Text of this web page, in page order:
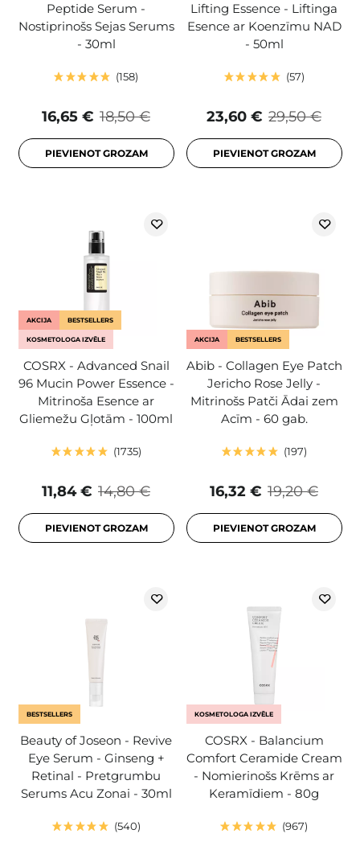
Peptide Serum -
Nostiprinošs Sejas Serums
- 30ml
158
18,50 €
16,65 €
PIEVIENOT GROZAM
Lifting Essence - Liftinga
Esence ar Koenzīmu NAD
- 50ml
57
29,50 €
23,60 €
PIEVIENOT GROZAM
AKCIJA BESTSELLERS
KOSMETOLOGA IZVĒLE
COSRX - Advanced Snail
96 Mucin Power Essence -
Mitrinoša Esence ar
Gliemežu Gļotām - 100ml
1735
14,80 €
11,84 €
PIEVIENOT GROZAM
AKCIJA BESTSELLERS
Abib - Collagen Eye Patch
Jericho Rose Jelly -
Mitrinošs Patči Ādai zem
Acīm - 60 gab.
197
19,20 €
16,32 €
PIEVIENOT GROZAM
BESTSELLERS
Beauty of Joseon - Revive
Eye Serum - Ginseng +
Retinal - Pretgrumbu
Serums Acu Zonai - 30ml
540
KOSMETOLOGA IZVĒLE
COSRX - Balancium
Comfort Ceramide Cream
- Nomierinošs Krēms ar
Keramīdiem - 80g
967